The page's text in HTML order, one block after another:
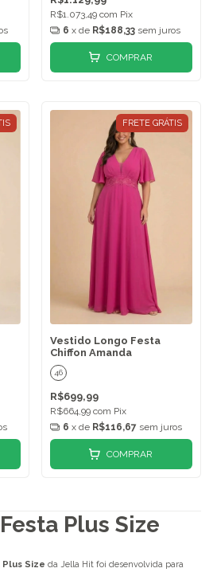
R$1.073,49 com Pix
6 x de R$188,33 sem juros
COMPRAR
FRETE GRÁTIS
Vestido Longo Festa
Chiffon Amanda
46
R$699,99
R$664,99 com Pix
6 x de R$116,67 sem juros
COMPRAR
Plus Size
Size da Jella Hit foi desenvolvida para